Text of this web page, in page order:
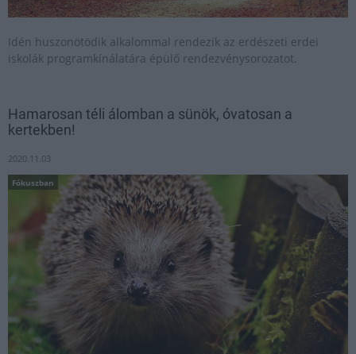
Idén huszonötödik alkalommal rendezik az erdészeti erdei
iskolák programkínálatára épülő rendezvénysorozatot.
Hamarosan téli álomban a sünök, óvatosan a
kertekben!
2020.11.03
Fókuszban